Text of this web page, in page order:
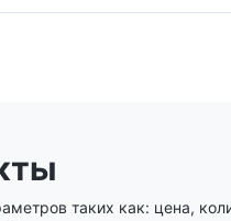
таких как: цена,